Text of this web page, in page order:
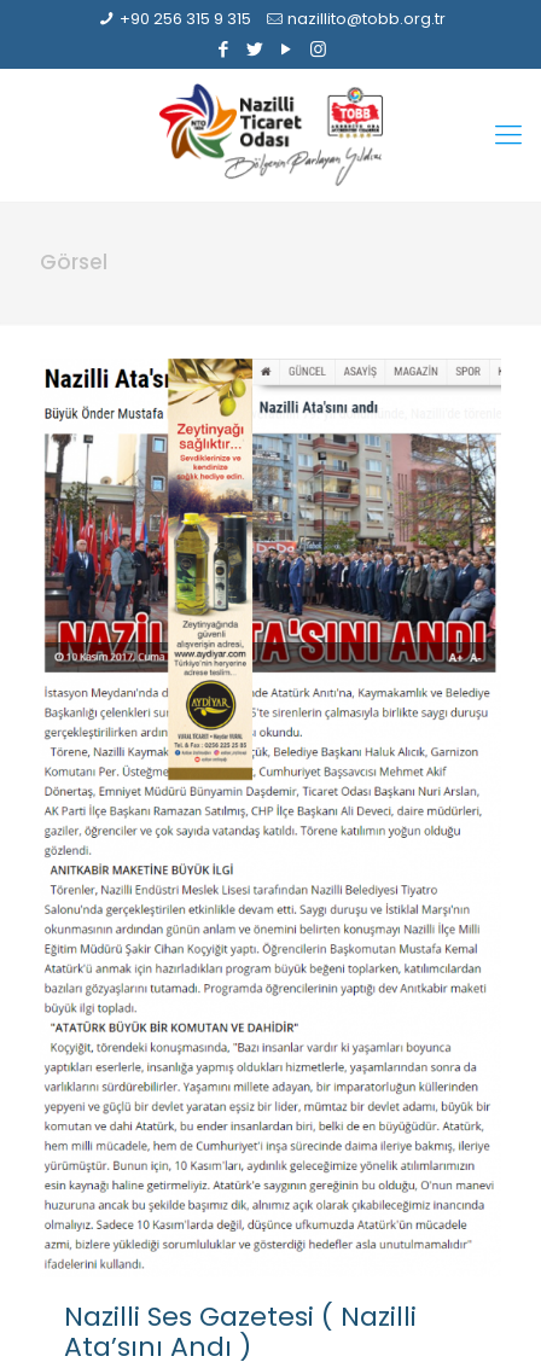
+90 256 315 9 315 nazillito@tobb.org.tr
Görsel
Nazilli Ses Gazetesi ( Nazilli
Ata’sını Andı )